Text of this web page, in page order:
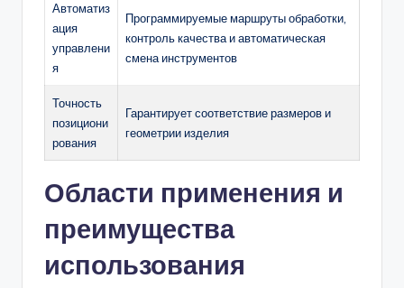
Автоматиз
ация
управлени
я
Программируемые маршруты обработки,
контроль качества и автоматическая
смена инструментов
Точность
позициони
рования
Гарантирует соответствие размеров и
геометрии изделия
Области применения и
преимущества
использования